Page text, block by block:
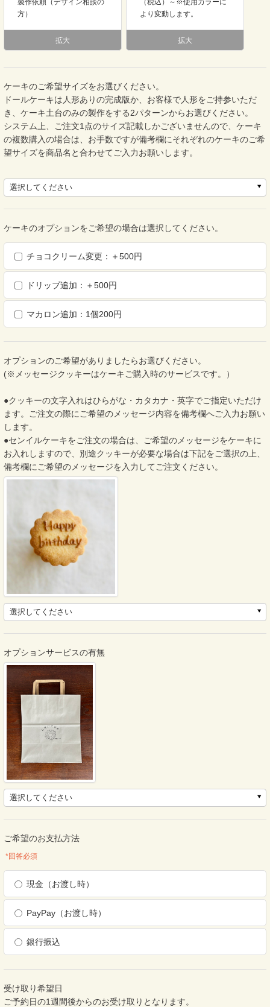
製作依頼（デザイン相談の
方）
拡大
（税込）～※使用カラーに
より変動します。
拡大
ケーキのご希望サイズをお選びください。
ドールケーキは人形ありの完成版か、お客様で人形をご持参いただ
き、ケーキ土台のみの製作をする2パターンからお選びください。
システム上、ご注文1点のサイズ記載しかございませんので、ケーキ
の複数購入の場合は、お手数ですが備考欄にそれぞれのケーキのご希
望サイズを商品名と合わせてご入力お願いします。
選択してください
ケーキのオプションをご希望の場合は選択してください。
チョコクリーム変更：＋500円
ドリップ追加：＋500円
マカロン追加：1個200円
オプションのご希望がありましたらお選びください。
(※メッセージクッキーはケーキご購入時のサービスです。）
●クッキーの文字入れはひらがな・カタカナ・英字でご指定いただけ
ます。ご注文の際にご希望のメッセージ内容を備考欄へご入力お願い
します。
●センイルケーキをご注文の場合は、ご希望のメッセージをケーキに
お入れしますので、別途クッキーが必要な場合は下記をご選択の上、
備考欄にご希望のメッセージを入力してご注文ください。
選択してください
オプションサービスの有無
選択してください
ご希望のお支払方法
*回答必須
現金（お渡し時）
PayPay（お渡し時）
銀行振込
受け取り希望日
ご予約日の1週間後からのお受け取りとなります。